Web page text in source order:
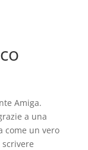
Amiga.
a una
come un vero